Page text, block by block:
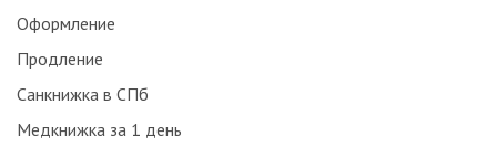
Оформление
Продление
Санкнижка в СПб
Медкнижка за 1 день